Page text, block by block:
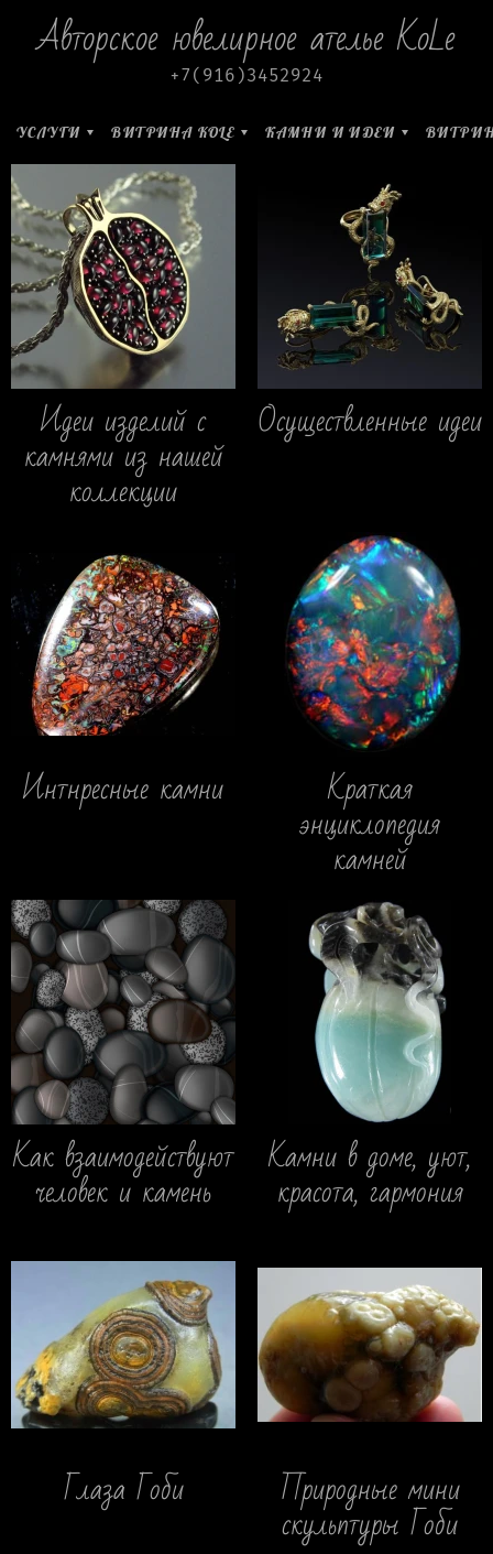
Авторское ювелирное ателье KoLe
+7(916)3452924
УСЛУГИ ВИТРИНА KOLE КАМНИ И ИДЕИ
Идеи изделий с
камнями из нашей
коллекции
Осуществленные идеи
Интнресные камни Краткая
энциклопедия
камней
Как взаимодействуют
человек и камень
Камни в доме, уют,
красота, гармония
Глаза Гоби Природные мини
скульптуры Гоби